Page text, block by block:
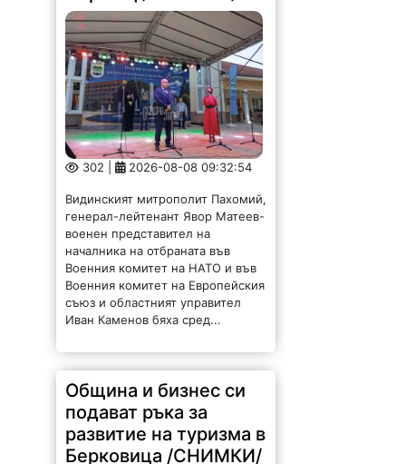
302 | 2026-08-08 09:32:54
Видинският митрополит Пахомий,
генерал-лейтенант Явор Матеев-
военен представител на
началника на отбраната във
Военния комитет на НАТО и във
Военния комитет на Европейския
съюз и областният управител
Иван Каменов бяха сред...
Община и бизнес си
подават ръка за
развитие на туризма в
Берковица /СНИМКИ/